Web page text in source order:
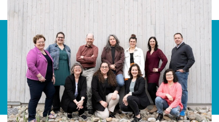
provinciales.
L'environnement touristique vous semble difficile à
comprendre ? Consultez notre document synthèse pour
démystifier les acteurs et leur rôle.
Voir l'écosystème